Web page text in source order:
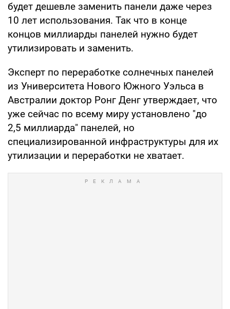
будет дешевле заменить панели даже через
10 лет использования. Так что в конце
концов миллиарды панелей нужно будет
утилизировать и заменить.
Эксперт по переработке солнечных панелей
из Университета Нового Южного Уэльса в
Австралии доктор Ронг Денг утверждает, что
уже сейчас по всему миру установлено "до
2,5 миллиарда" панелей, но
специализированной инфраструктуры для их
утилизации и переработки не хватает.